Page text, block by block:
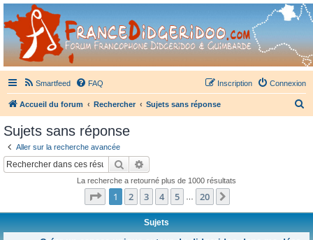
France Didgeridoo
Didgeridoo et Guimbarde sur France Didgeridoo - retrouvez la communauté.
Smartfeed FAQ Connexion
Inscription
Accueil du forum Rechercher Sujets sans réponse
Sujets sans réponse
Aller sur la recherche avancée
Rechercher
La recherche a retourné plus de 1000 résultats
Page 1sur20
1 2 3 4 5 20
Sujets